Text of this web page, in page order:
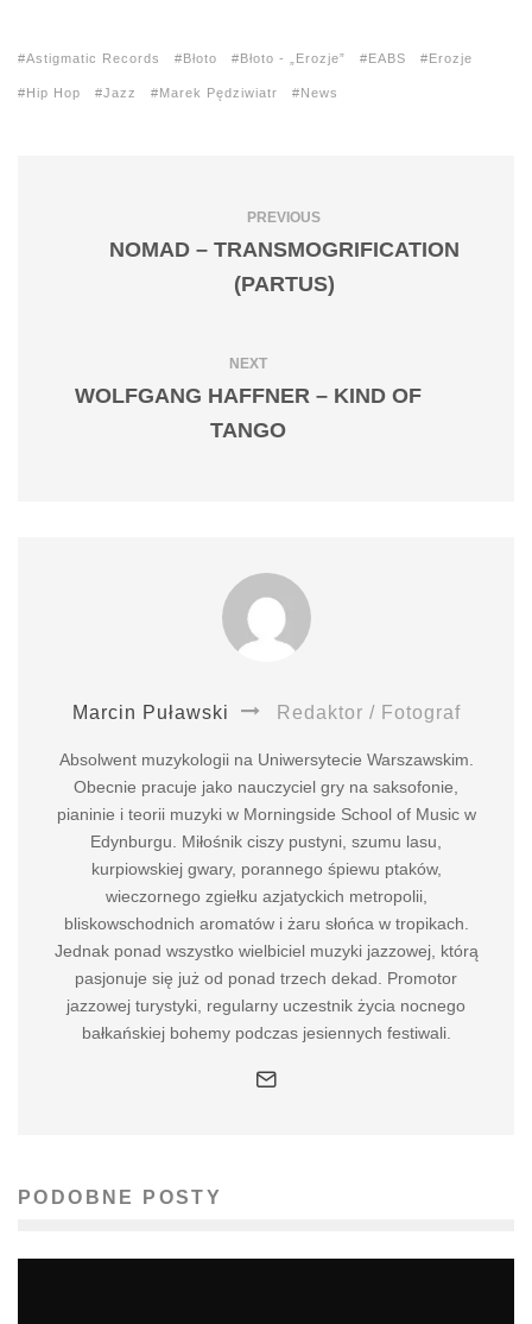
Astigmatic Records Błoto Błoto - „Erozje” EABS Erozje
Hip Hop Jazz Marek Pędziwiatr News
PREVIOUS
NOMAD – TRANSMOGRIFICATION
(PARTUS)
NEXT
WOLFGANG HAFFNER – KIND OF
TANGO
Marcin Puławski Redaktor / Fotograf
Absolwent muzykologii na Uniwersytecie Warszawskim.
Obecnie pracuje jako nauczyciel gry na saksofonie,
pianinie i teorii muzyki w Morningside School of Music w
Edynburgu. Miłośnik ciszy pustyni, szumu lasu,
kurpiowskiej gwary, porannego śpiewu ptaków,
wieczornego zgiełku azjatyckich metropolii,
bliskowschodnich aromatów i żaru słońca w tropikach.
Jednak ponad wszystko wielbiciel muzyki jazzowej, którą
pasjonuje się już od ponad trzech dekad. Promotor
jazzowej turystyki, regularny uczestnik życia nocnego
bałkańskiej bohemy podczas jesiennych festiwali.
PODOBNE POSTY